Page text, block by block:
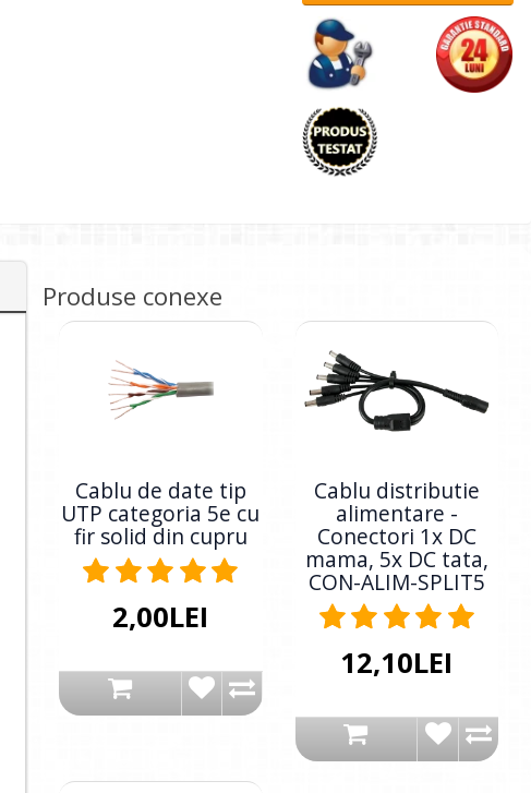
Produse conexe
Cablu de date tip
UTP categoria 5e cu
fir solid din cupru
2,00LEI
Cablu distributie
alimentare -
Conectori 1x DC
mama, 5x DC tata,
CON-ALIM-SPLIT5
12,10LEI